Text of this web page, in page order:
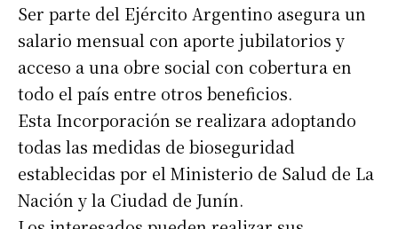
Ser parte del Ejército Argentino asegura un
salario mensual con aporte jubilatorios y
acceso a una obre social con cobertura en
todo el país entre otros beneficios.
Esta Incorporación se realizara adoptando
todas las medidas de bioseguridad
establecidas por el Ministerio de Salud de La
Nación y la Ciudad de Junín.